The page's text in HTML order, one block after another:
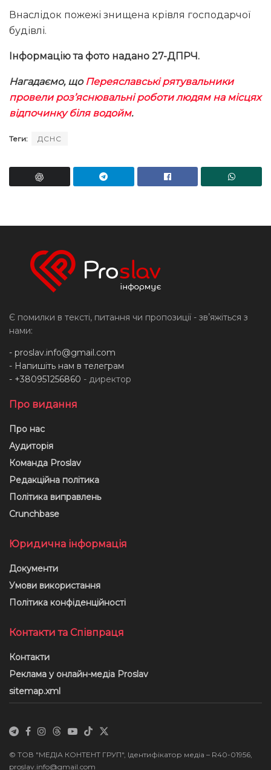
Внаслідок пожежі знищена крівля господарчої
будівлі.
Інформацію та фото надано 27-ДПРЧ.
Нагадаємо, що Переяславські рятувальники
провели роз’яснювальні роботи людям на місцях
відпочинку біля водойм.
Теги: ДСНС
Є помилки в тексті, питання чи пропозиції - звʼяжіться з
нами:
- proslav.info@gmail.com
- Напишіть нам в телеграм
- +380951256860 - директор
Про видання
Про нас
Аудиторія
Команда Proslav
Редакційна політика
Політика виправлень
Crunchbase
Юридична інформація
Документи
Умови використання
Політика конфіденційності
Контакти та Співпраця
Контакти
Реклама у онлайн-медіа Proslav
sitemap.xml
© ТОВ "МЕДІА КОНТЕНТ ГРУП", Ідентифікатор медіа – R40-01956,
proslav.info@gmail.com